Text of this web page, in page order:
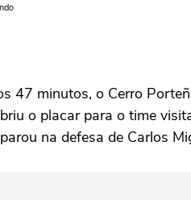
47 minutos, o Cerro
o placar para o time
na defesa de Carlos